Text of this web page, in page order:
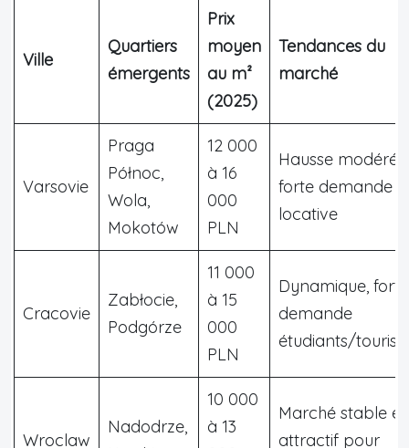
Ville
Quartiers
émergents
Prix
moyen
au m²
(2025)
Tendances du
marché
Varsovie
Praga
Północ,
Wola,
Mokotów
12 000
à 16
000
PLN
Hausse modérée,
forte demande
locative
Cracovie
Zabłocie,
Podgórze
11 000
à 15
000
PLN
Dynamique, forte
demande
étudiants/
Wroclaw
Nadodrze,
10 000
à 13
Marché stable et
attractif pour